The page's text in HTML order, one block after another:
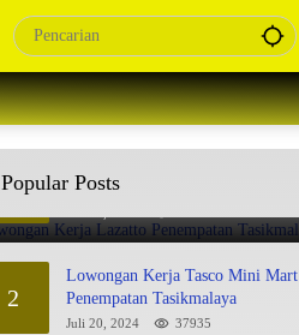
Popular Posts
1
Tasikmalaya
2
Lowongan Kerja Tasco Mini Mart
Penempatan Tasikmalaya
Juli 20, 2024 37935